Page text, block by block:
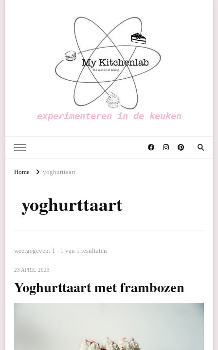
experimenteren in de keuken
Home yoghurttaart
yoghurttaart
weergegeven: 1 - 1 van 1 resultaten
23 APRIL 2023
Yoghurttaart met frambozen